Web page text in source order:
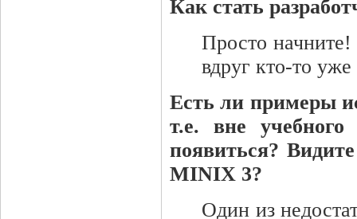
Как стать
Просто
вдруг кто-то
Есть ли примеры
т.е. вне
появиться?
MINIX 3?
Один из